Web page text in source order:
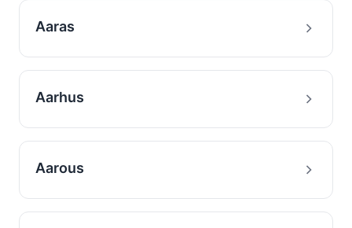
Aaras
Aarhus
Aarous